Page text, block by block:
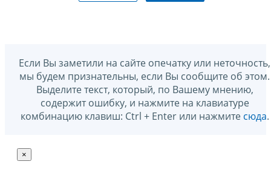
Если Вы заметили на сайте опечатку или неточность,
мы будем признательны, если Вы сообщите об этом.
Выделите текст, который, по Вашему мнению,
содержит ошибку, и нажмите на клавиатуре
комбинацию клавиш: Ctrl + Enter или нажмите сюда.
×